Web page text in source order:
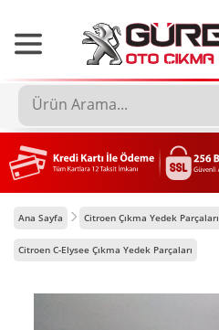
Ana Sayfa Citroen Çıkma Yedek Parçaları
Citroen C-Elysee Çıkma Yedek Parçaları